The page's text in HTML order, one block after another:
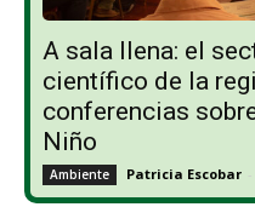
A sala llena: el
científico de la
conferencias
Niño
Ambiente Patricia Escobar -